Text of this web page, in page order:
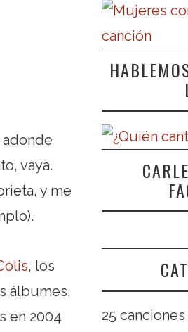
vaya.
y me
, los
álbumes,
en 2004
25 canciones